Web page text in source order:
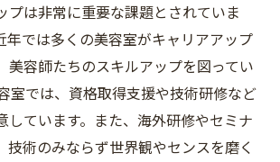
プは非常に重要な課題とされていま
年では多くの美容室がキャリアアップ
美容師たちのスキルアップを図ってい
室では、資格取得支援や技術研修など
しています。また、海外研修やセミナ
技術のみならず世界観やセンスを磨く